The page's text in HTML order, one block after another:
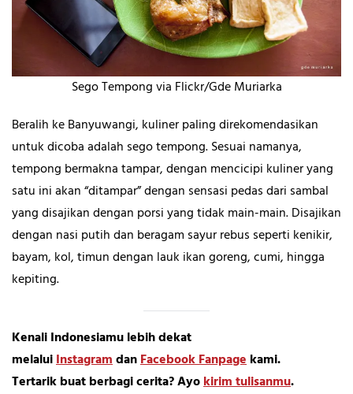
Sego Tempong via Flickr/Gde Muriarka
Beralih ke Banyuwangi, kuliner paling direkomendasikan
untuk dicoba adalah sego tempong. Sesuai namanya,
tempong bermakna tampar, dengan mencicipi kuliner yang
satu ini akan “ditampar” dengan sensasi pedas dari sambal
yang disajikan dengan porsi yang tidak main-main. Disajikan
dengan nasi putih dan beragam sayur rebus seperti kenikir,
bayam, kol, timun dengan lauk ikan goreng, cumi, hingga
kepiting.
Kenali Indonesiamu lebih dekat
melaluiInstagramdanFacebook Fanpagekami.
Tertarik buat berbagi cerita? Ayokirim tulisanmu.